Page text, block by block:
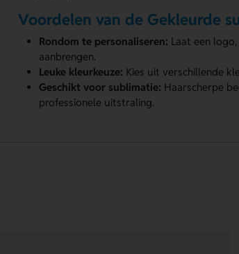
Voordelen van de Gekleurde
Rondom te personaliseren: Laat een
aanbrengen.
Leuke kleurkeuze: Kies uit verschillende
Geschikt voor sublimatie: Haarscherpe
professionele uitstraling.